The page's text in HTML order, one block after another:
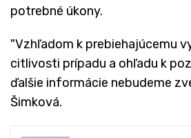
potrebné úkony.
"Vzhľadom k prebiehajúcemu
citlivosti prípadu a ohľadu k
ďalšie informácie nebudeme
Šimková.